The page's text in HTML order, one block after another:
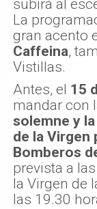
subirá al
La
gran acento
Caffeina,
Vistillas.
Antes, el 15
mandar con
solemne y
de la Virgen
Bomberos
prevista a
la Virgen de
las 19.30